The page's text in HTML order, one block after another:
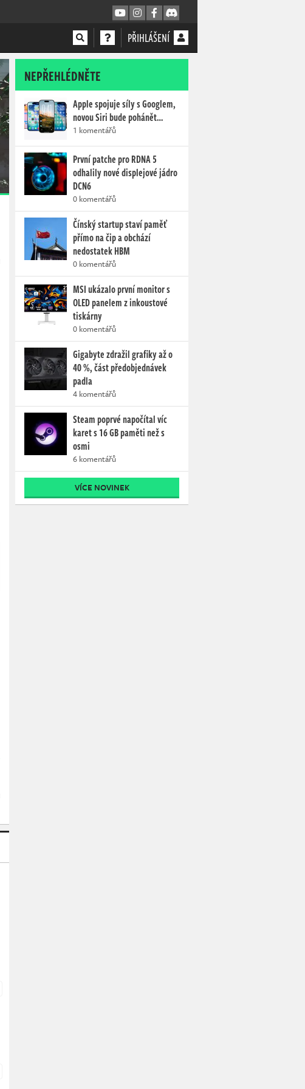
PŘIHLÁŠENÍ
NEPŘEHLÉDNĚTE
Apple spojuje síly s Googlem,
novou Siri bude pohánět…
1 komentářů
První patche pro RDNA 5
odhalily nové displejové jádro
DCN6
0 komentářů
Čínský startup staví paměť
přímo na čip a obchází
nedostatek HBM
0 komentářů
MSI ukázalo první monitor s
OLED panelem z inkoustové
tiskárny
0 komentářů
Gigabyte zdražil grafiky až o
40 %, část předobjednávek
padla
4 komentářů
Steam poprvé napočítal víc
karet s 16 GB paměti než s
osmi
6 komentářů
VÍCE NOVINEK